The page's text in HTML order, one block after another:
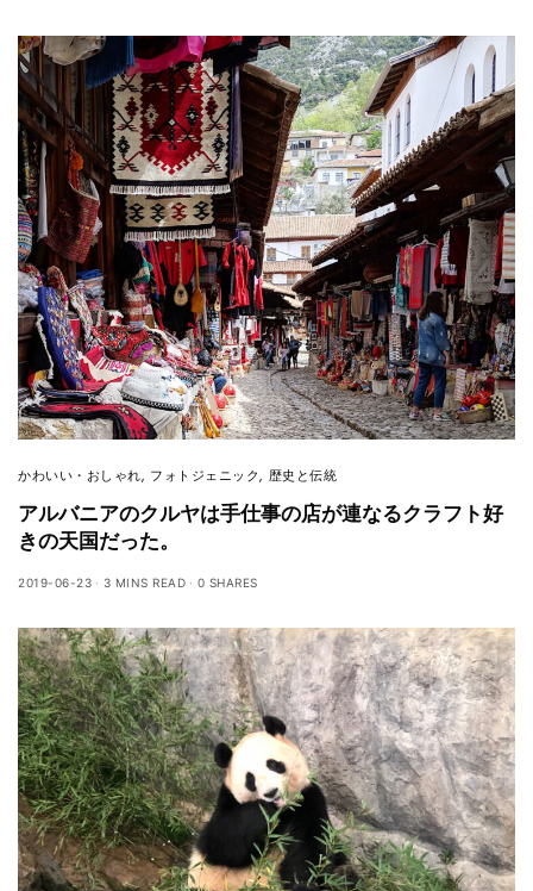
かわいい・おしゃれ, フォトジェニック, 歴史と伝統
アルバニアのクルヤは手仕事の店が連なるクラフト好
きの天国だった。
2019-06-23 3 MINS READ 0 SHARES